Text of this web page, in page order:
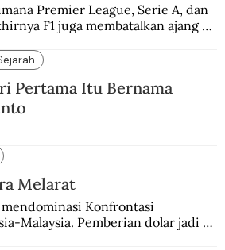
Premier League, Serie A, dan
F1 juga membatalkan ajang
lampau.
Pertama Itu Bernama
Melarat
mendominasi Konfrontasi
Malaysia. Pemberian dolar jadi